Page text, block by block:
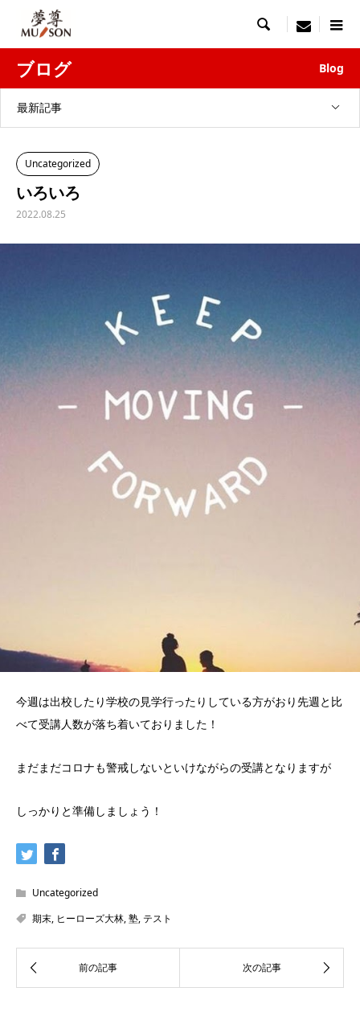
 menu
ブログ Blog
最新記事
Uncategorized
いろいろ
2022.08.25
今週は出校したり学校の見学行ったりしている方がおり先週と比
べて受講人数が落ち着いておりました！
まだまだコロナも警戒しないといけながらの受講となりますが
しっかりと準備しましょう！
Uncategorized
期末, ヒーローズ大林,塾,テスト